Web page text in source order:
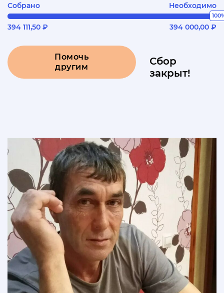
Собрано Необходимо
394 111,50 ₽ 394 000,00 ₽
Помочь
другим
Сбор
закрыт!